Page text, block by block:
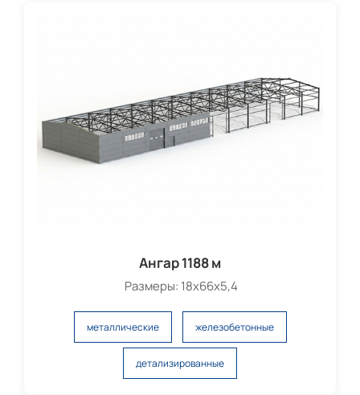
Ангар 1188 м
Размеры: 18х66х5,4
металлические железобетонные
детализированные